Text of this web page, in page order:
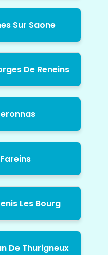
Sur Saone
De Reneins
Les Bourg
De Thurigneux